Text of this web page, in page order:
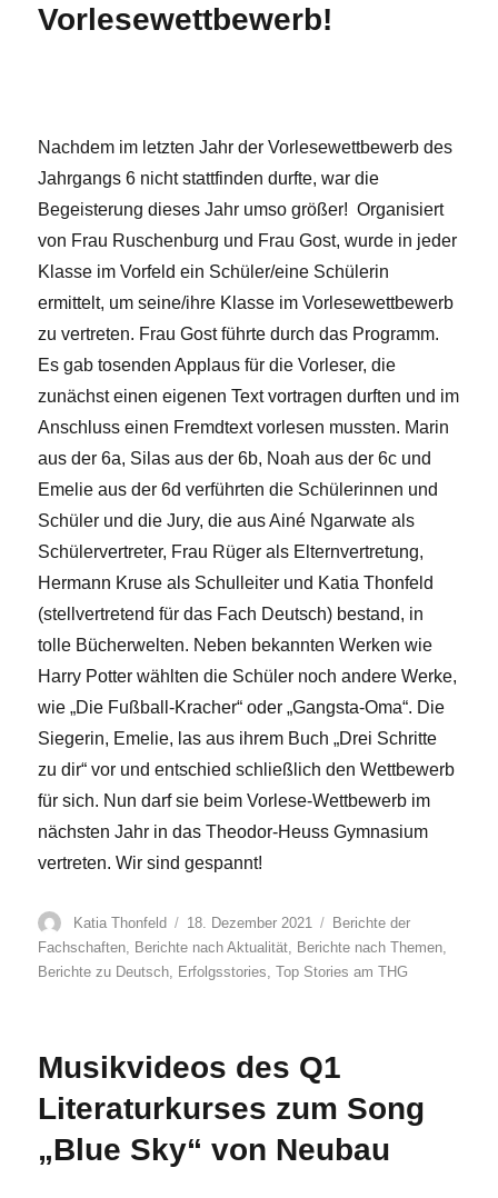
Vorlesewettbewerb!
Nachdem im letzten Jahr der Vorlesewettbewerb des
Jahrgangs 6 nicht stattfinden durfte, war die
Begeisterung dieses Jahr umso größer! Organisiert
von Frau Ruschenburg und Frau Gost, wurde in jeder
Klasse im Vorfeld ein Schüler/eine Schülerin
ermittelt, um seine/ihre Klasse im Vorlesewettbewerb
zu vertreten. Frau Gost führte durch das Programm.
Es gab tosenden Applaus für die Vorleser, die
zunächst einen eigenen Text vortragen durften und im
Anschluss einen Fremdtext vorlesen mussten. Marin
aus der 6a, Silas aus der 6b, Noah aus der 6c und
Emelie aus der 6d verführten die Schülerinnen und
Schüler und die Jury, die aus Ainé Ngarwate als
Schülervertreter, Frau Rüger als Elternvertretung,
Hermann Kruse als Schulleiter und Katia Thonfeld
(stellvertretend für das Fach Deutsch) bestand, in
tolle Bücherwelten. Neben bekannten Werken wie
Harry Potter wählten die Schüler noch andere Werke,
wie „Die Fußball-Kracher“ oder „Gangsta-Oma“. Die
Siegerin, Emelie, las aus ihrem Buch „Drei Schritte
zu dir“ vor und entschied schließlich den Wettbewerb
für sich. Nun darf sie beim Vorlese-Wettbewerb im
nächsten Jahr in das Theodor-Heuss Gymnasium
vertreten. Wir sind gespannt!
Autor
Katia Thonfeld
Veröffentlicht
am
18. Dezember 2021 Kategorien
Berichte der
Fachschaften Berichte nach Aktualität Berichte nach Themen
Berichte zu Deutsch Erfolgsstories ,Top Stories am THG
Musikvideos des Q1
Literaturkurses zum Song
„Blue Sky“ von Neubau